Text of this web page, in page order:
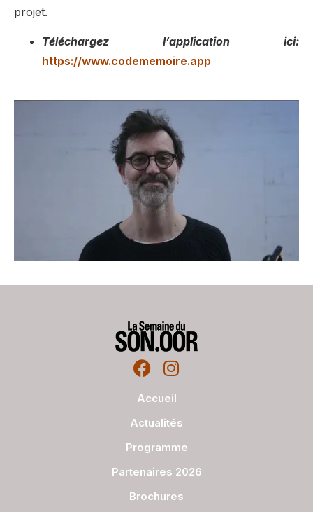
projet.
Téléchargez l’application ici:
https://www.codememoire.app
Accueil
Actualités
Programme
Partenaires 2026
Brochures